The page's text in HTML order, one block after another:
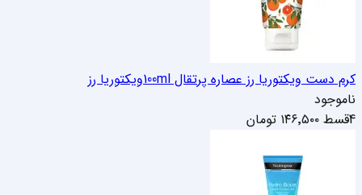
کرم دست ویکتوریا رز عصاره پرتقال 100ml
ویکتوریا رز
ناموجود
4قسط
۱۴۶٬۵۰۰ تومان